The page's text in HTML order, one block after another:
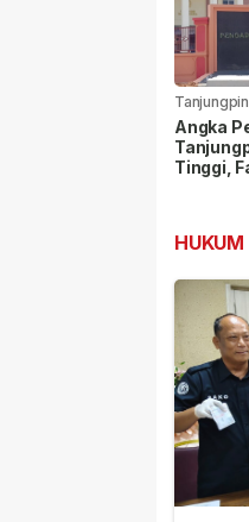
lalu
Angka
Tinggi,